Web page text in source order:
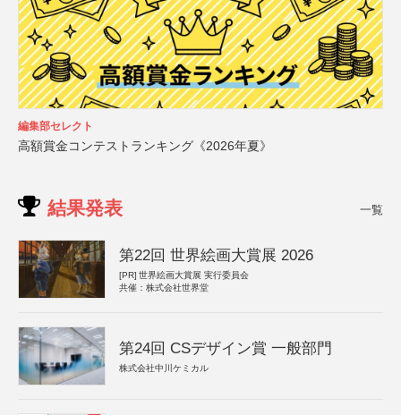
編集部セレクト
高額賞金コンテストランキング《2026年夏》
結果発表 一覧
第22回 世界絵画大賞展 2026
[PR] 世界絵画大賞展 実行委員会
共催：株式会社世界堂
第24回 CSデザイン賞 一般部門
株式会社中川ケミカル